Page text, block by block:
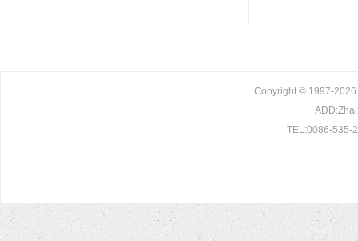
Copyright © 1997-2026
TEL:0086-535-